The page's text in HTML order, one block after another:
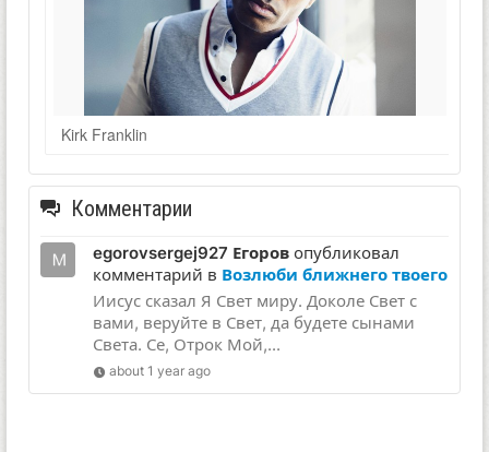
Kirk Franklin
Комментарии
egorovsergej927 Егоров опубликовал
комментарий в Возлюби ближнего твоего
Иисус сказал Я Свет миру. Доколе Свет с
вами, веруйте в Свет, да будете сынами
Света. Се, Отрок Мой,...
about 1 year ago